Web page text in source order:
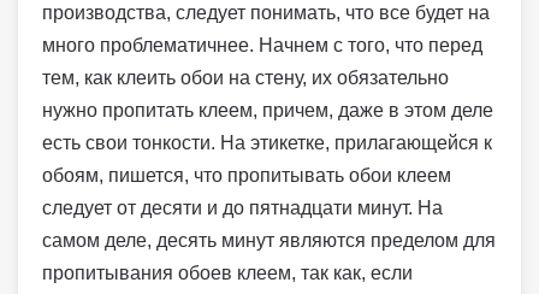
производства, следует понимать, что все будет на
много проблематичнее. Начнем с того, что перед
тем, как клеить обои на стену, их обязательно
нужно пропитать клеем, причем, даже в этом деле
есть свои тонкости. На этикетке, прилагающейся к
обоям, пишется, что пропитывать обои клеем
следует от десяти и до пятнадцати минут. На
самом деле, десять минут являются пределом для
пропитывания обоев клеем, так как, если